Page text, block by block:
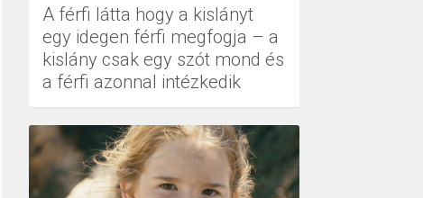
A férfi látta hogy a kislányt
egy idegen férfi megfogja – a
kislány csak egy szót mond és
a férfi azonnal intézkedik